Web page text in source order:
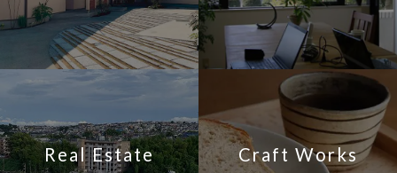
Real Estate Craft Works